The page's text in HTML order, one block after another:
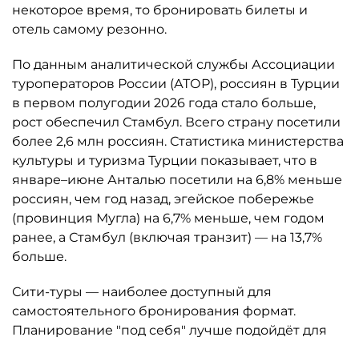
некоторое время, то бронировать билеты и
отель самому резонно.
По данным аналитической службы Ассоциации
туроператоров России (АТОР), россиян в Турции
в первом полугодии 2026 года стало больше,
рост обеспечил Стамбул. Всего страну посетили
более 2,6 млн россиян. Статистика министерства
культуры и туризма Турции показывает, что в
январе–июне Анталью посетили на 6,8% меньше
россиян, чем год назад, эгейское побережье
(провинция Мугла) на 6,7% меньше, чем годом
ранее, а Стамбул (включая транзит) — на 13,7%
больше.
Сити-туры — наиболее доступный для
самостоятельного бронирования формат.
Планирование "под себя" лучше подойдёт для